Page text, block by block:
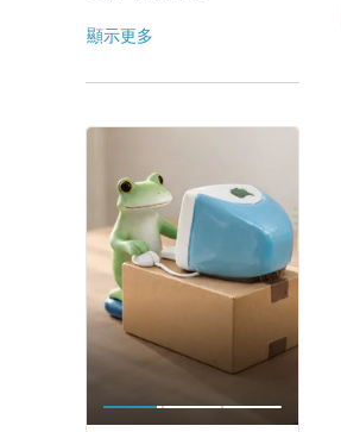
顯示更多